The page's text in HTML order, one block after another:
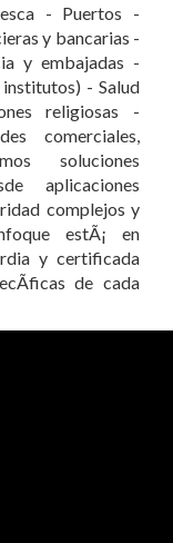
- Puertos -
y bancarias -
y embajadas -
institutos) - Salud
religiosas -
comerciales,
soluciones
aplicaciones
complejos y
estÃ¡ en
y certificada
de cada